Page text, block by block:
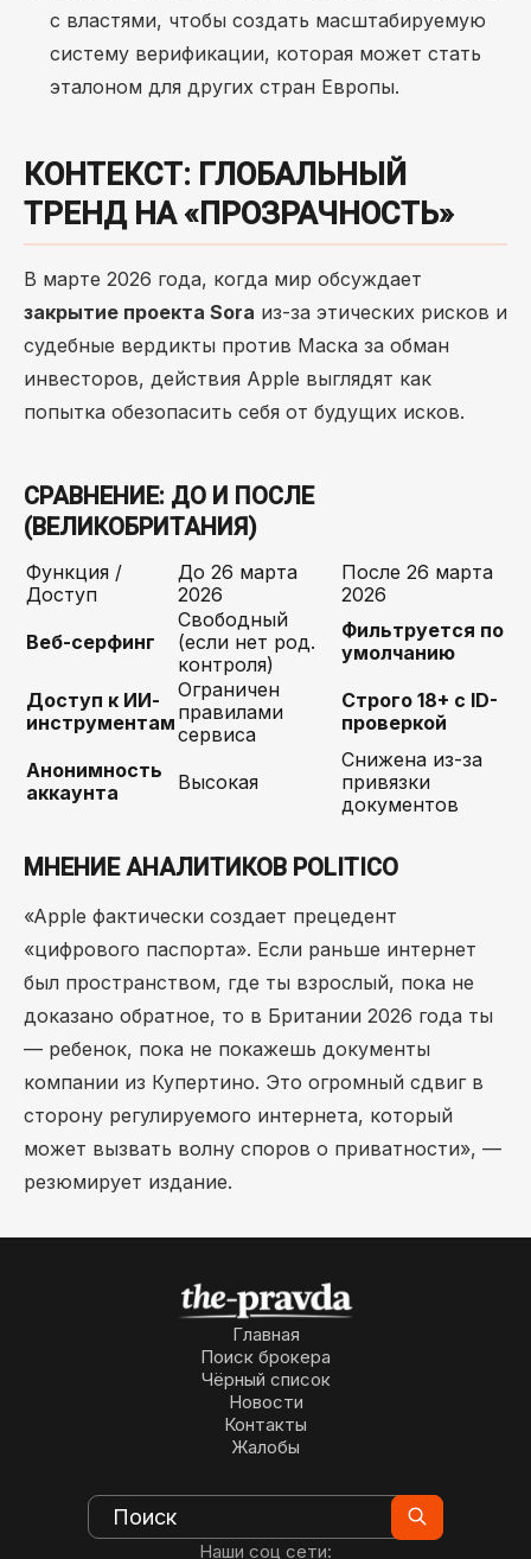
с властями, чтобы создать масштабируемую
систему верификации, которая может стать
эталоном для других стран Европы.
КОНТЕКСТ: ГЛОБАЛЬНЫЙ
ТРЕНД НА «ПРОЗРАЧНОСТЬ»
В марте 2026 года, когда мир обсуждает
закрытие проекта Sora из-за этических рисков и
судебные вердикты против Маска за обман
инвесторов, действия Apple выглядят как
попытка обезопасить себя от будущих исков.
СРАВНЕНИЕ: ДО И ПОСЛЕ
(ВЕЛИКОБРИТАНИЯ)
Функция /
Доступ
До 26 марта
2026
После 26 марта
2026
Веб-серфинг
Свободный
(если нет род.
контроля)
Фильтруется по
умолчанию
Доступ к ИИ-
инструментам
Ограничен
правилами
сервиса
Строго 18+ с ID-
проверкой
Анонимность
аккаунта
Высокая
Снижена из-за
привязки
документов
МНЕНИЕ АНАЛИТИКОВ POLITICO
«Apple фактически создает прецедент
«цифрового паспорта». Если раньше интернет
был пространством, где ты взрослый, пока не
доказано обратное, то в Британии 2026 года ты
— ребенок, пока не покажешь документы
компании из Купертино. Это огромный сдвиг в
сторону регулируемого интернета, который
может вызвать волну споров о приватности», —
резюмирует издание.
Главная
Поиск брокера
Чёрный список
Новости
Контакты
Жалобы
Наши соц сети: